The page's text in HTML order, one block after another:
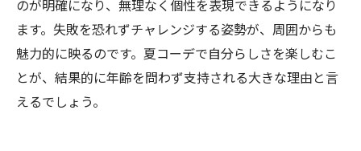
のが明確になり、無理なく個性を表現できるようになり
ます。失敗を恐れずチャレンジする姿勢が、周囲からも
魅力的に映るのです。夏コーデで自分らしさを楽しむこ
とが、結果的に年齢を問わず支持される大きな理由と言
えるでしょう。